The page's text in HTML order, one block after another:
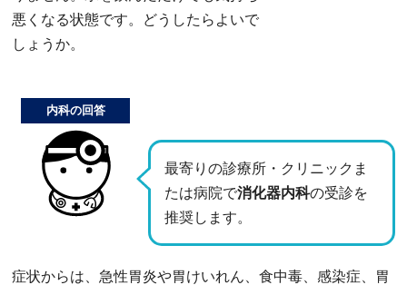
悪くなる状態です。どうしたらよいで
しょうか。
最寄りの診療所・クリニックま
たは病院で消化器内科の受診を
推奨します。
内科の回答
症状からは、急性胃炎や胃けいれん、食中毒、感染症、胃